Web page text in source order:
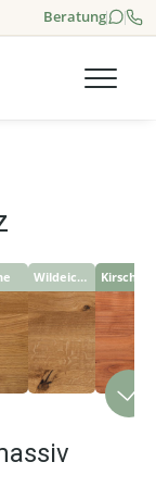
Beratung
Wildeiche